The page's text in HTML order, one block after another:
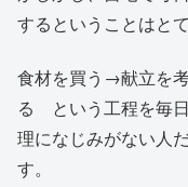
するということはと
食材を買う→献立を
る という工程を毎
理になじみがない人
す。